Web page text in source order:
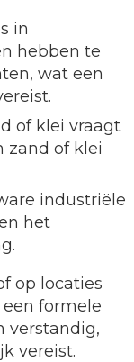
in
hebben te
wat een
of klei vraagt
zand of klei
industriële
het
op locaties
formele
verstandig,
vereist.